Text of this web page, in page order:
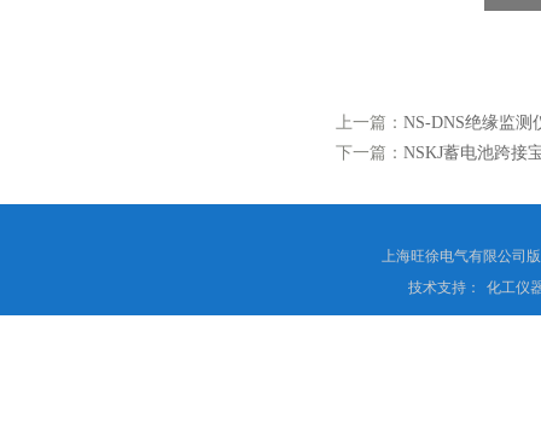
上一篇： NS-DNS绝缘监测
下一篇： NSKJ蓄电池跨接
上海旺徐电气有限公司
技术支持：
化工仪